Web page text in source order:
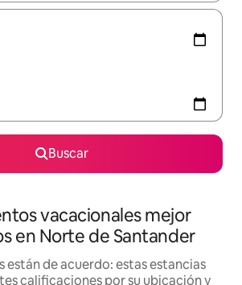
Buscar
vacacionales mejor
en Norte de Santander
están de acuerdo: estas estancias
calificaciones por su ubicación y